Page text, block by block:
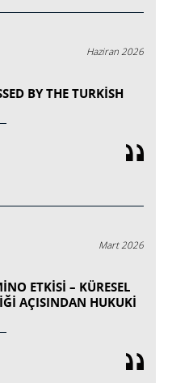
Haziran 2026
BY THE TURKISH
Mart 2026
ETKISI – KÜRESEL
AÇISINDAN HUKUKI